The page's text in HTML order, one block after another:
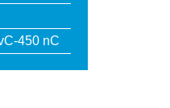
450 nC